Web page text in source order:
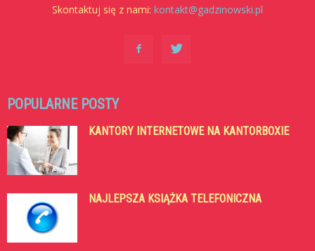
Skontaktuj się z nami: kontakt@gadzinowski.pl
POPULARNE POSTY
KANTORY INTERNETOWE NA KANTORBOXIE
NAJLEPSZA KSIĄŻKA TELEFONICZNA